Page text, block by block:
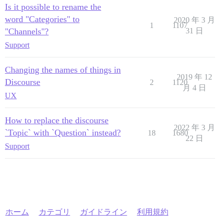
Is it possible to rename the
word "Categories" to
"Channels"?
Support
1 1107
2020 年 3 月
31 日
Changing the names of things in
Discourse
UX
2 1120
2019 年 12
月 4 日
How to replace the discourse
`Topic` with `Question` instead?
Support
18 1680
2022 年 3 月
22 日
ホーム カテゴリ ガイドライン 利用規約